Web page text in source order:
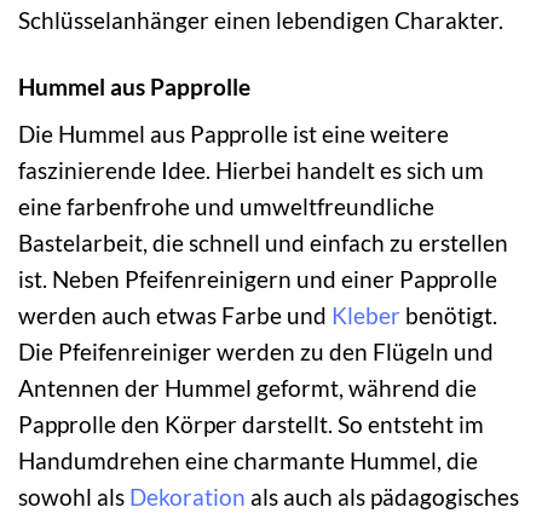
Schlüsselanhänger einen lebendigen Charakter.
Hummel aus Papprolle
Die Hummel aus Papprolle ist eine weitere
faszinierende Idee. Hierbei handelt es sich um
eine farbenfrohe und umweltfreundliche
Bastelarbeit, die schnell und einfach zu erstellen
ist. Neben Pfeifenreinigern und einer Papprolle
werden auch etwas Farbe und Kleber benötigt.
Die Pfeifenreiniger werden zu den Flügeln und
Antennen der Hummel geformt, während die
Papprolle den Körper darstellt. So entsteht im
Handumdrehen eine charmante Hummel, die
sowohl als Dekoration als auch als pädagogisches